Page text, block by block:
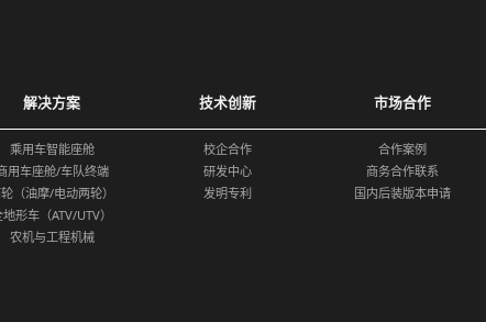
解决方案
乘用车智能座舱
用车座舱/车队终端
（油摩/电动两轮）
形车（ATV/UTV）
农机与工程机械
技术创新
校企合作
研发中心
发明专利
市场合作
合作案例
商务合作联系
国内后装版本申请